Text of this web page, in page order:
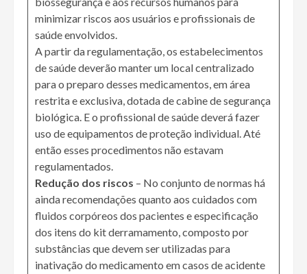
minimizar riscos aos usuários e profissionais de
saúde envolvidos.
A partir da regulamentação, os estabelecimentos
de saúde deverão manter um local centralizado
para o preparo desses medicamentos, em área
restrita e exclusiva, dotada de cabine de segurança
biológica. E o profissional de saúde deverá fazer
uso de equipamentos de proteção individual. Até
então esses procedimentos não estavam
regulamentados.
Redução dos riscos – No conjunto de normas há
ainda recomendações quanto aos cuidados com
fluidos corpóreos dos pacientes e especificação
dos itens do kit derramamento, composto por
substâncias que devem ser utilizadas para
inativação do medicamento em casos de acidente